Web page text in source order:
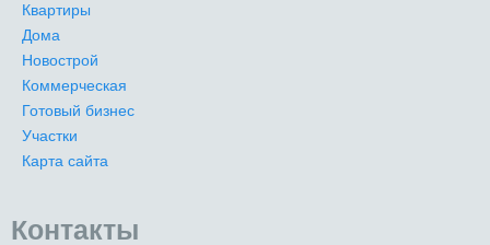
Квартиры
Дома
Новострой
Коммерческая
Готовый бизнес
Участки
Карта сайта
Контакты